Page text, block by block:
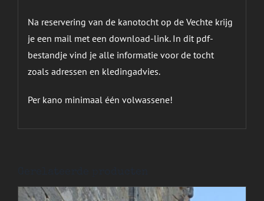
Na reservering van de kanotocht op de Vechte krijg
je een mail met een download-link. In dit pdf-
bestandje vind je alle informatie voor de tocht
zoals adressen en kledingadvies.
Per kano minimaal één volwassene!